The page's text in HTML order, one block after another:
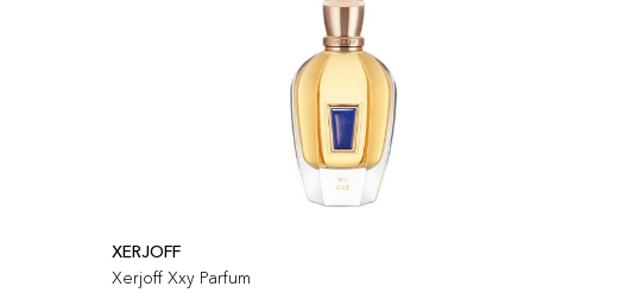
XERJOFF
Xerjoff Xxy Parfum